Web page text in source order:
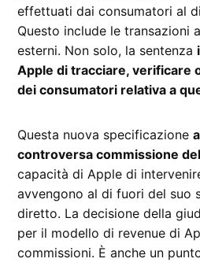
effettuati dai consumatori al
Questo include le transazioni
esterni. Non solo, la sentenza
Apple di tracciare, verificare
dei consumatori relativa a
Questa nuova specificazione
controversa commissione
capacità di Apple di
avvengono al di fuori del suo
diretto. La decisione della
per il modello di revenue di
commissioni. È anche un